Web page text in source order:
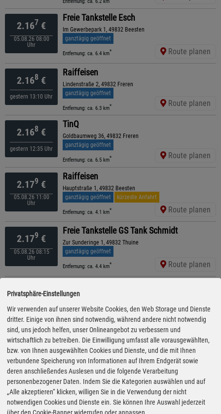
2.167 €
05.08.26 08:00
Uhr
Freie Tankstelle Esch
Im Gewerbepark 1, 49832 Beesten
ganztägig geöffnet
Entfernung: ca. 6.4 km* Route planen
2.168 €
gestern 13:10 Uhr
Raiffeisen
Lindenstraße 2, 49832 Freren
ganztägig geöffnet
Entfernung: ca. 6.3 km* Route planen
2.168 €
gestern 12:35 Uhr
TinQ
Goldbaumweg 36, 49832 Freren
ganztägig geöffnet
Entfernung: ca. 6.5 km* Route planen
2.179 €
05.08.26 11:00
Uhr
Raiffeisen
Hauptstraße 1, 49832 Beesten
ganztägig geöffnet
kürzeste Anfahrt
Entfernung: ca. 4.1 km* Route planen
2.179 €
05.08.26 08:15
Uhr
Freie Tankstelle GS Tank Schmidt
Zur Sunderinge 1, 49832 Thuine
ganztägig geöffnet
Entfernung: ca. 4.4 km* Route planen
2.179€
05.08.26 09:35
Uhr
Lingener Str. 4, 48480 Lünne
ganztägig geöffnet
Entfernung: ca. 4.7 km* Route planen
2.179€
05.08.26 10:10
Raiffeisen
Lingener Str. 20, 48480 Lünne
ganztägig geöffnet
Entfernung: ca. 5.7 km* Route planen
2.179€
Freie Tankstelle Autohaus Knieper GmbH
Lingener Str. 4, 48480 Spelle
Privatsphäre-Einstellungen
Wir verwenden auf unserer Website Cookies, den Web Storage und Dienste
dritter. Einige von ihnen sind notwendig, während andere nicht notwendig
sind, uns jedoch helfen, unser Onlineangebot zu verbessern und
wirtschaftlich zu betreiben. Die Einwilligung umfasst alle vorausgewählten,
bzw. von Ihnen ausgewählten Cookies und Dienste, und die mit Ihnen
verbundene Speicherung von Informationen auf Ihrem Endgerät sowie
deren anschließendes Auslesen und die folgende Verarbeitung
personenbezogener Daten. Indem Sie die Kategorien auswählen und auf
„Alle akzeptieren“ klicken, willigen Sie in die Verwendung der nicht
notwendigen Cookies und Dienste ein. Sie können Ihre Auswahl jederzeit